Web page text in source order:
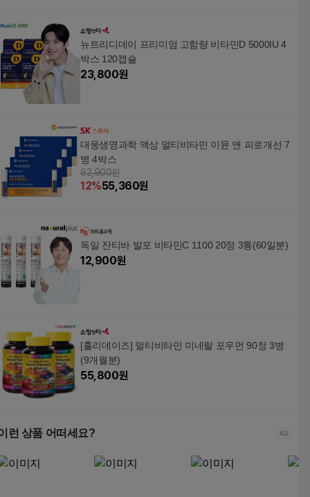
뉴트리디데이 프리미엄 고함량 비타민D 5000IU 4
박스 120캡슐
23,800원
대웅생명과학 액상 멀티비타민 이뮨 앤 피로개선 7
병 4박스
62,900원
12%55,360원
독일 잔티바 발포 비타민C 1100 20정 3통(60일분)
12,900원
[홀리데이즈] 멀티비타민 미네랄 포우먼 90정 3병
(9개월분)
55,800원
런 상품 어떠세요?